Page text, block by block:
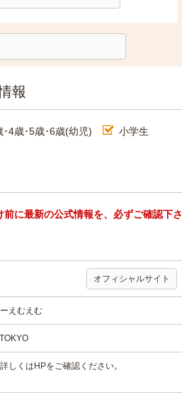
報
･4歳･5歳･6歳(幼児)
小学生
に最新の公式情報を、必ずご確認下さ
オフィシャルサイト
えむえむ
しくはHPをご確認ください。